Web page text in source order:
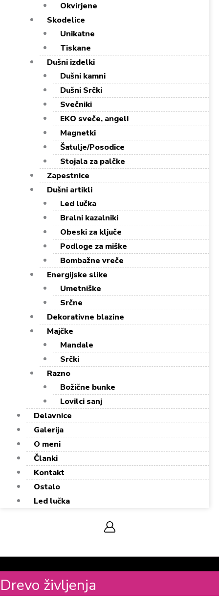
Okvirjene
Skodelice
Unikatne
Tiskane
Dušni izdelki
Dušni kamni
Dušni Srčki
Svečniki
EKO sveče, angeli
Magnetki
Šatulje/Posodice
Stojala za palčke
Zapestnice
Dušni artikli
Led lučka
Bralni kazalniki
Obeski za ključe
Podloge za miške
Bombažne vreče
Energijske slike
Umetniške
Srčne
Dekorativne blazine
Majčke
Mandale
Srčki
Razno
Božične bunke
Lovilci sanj
Delavnice
Galerija
O meni
Članki
Kontakt
Ostalo
Led lučka
Drevo življenja